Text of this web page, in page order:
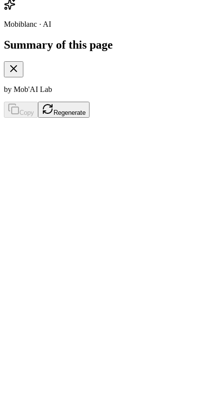
Mobiblanc · AI
Summary of this page
by Mob'AI Lab
Copy Regenerate